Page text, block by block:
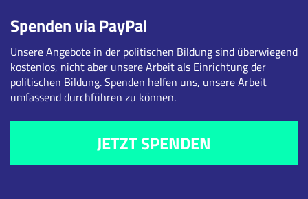
Spenden via PayPal
Unsere Angebote in der politischen Bildung sind überwiegend
kostenlos, nicht aber unsere Arbeit als Einrichtung der
politischen Bildung. Spenden helfen uns, unsere Arbeit
umfassend durchführen zu können.
JETZT SPENDEN